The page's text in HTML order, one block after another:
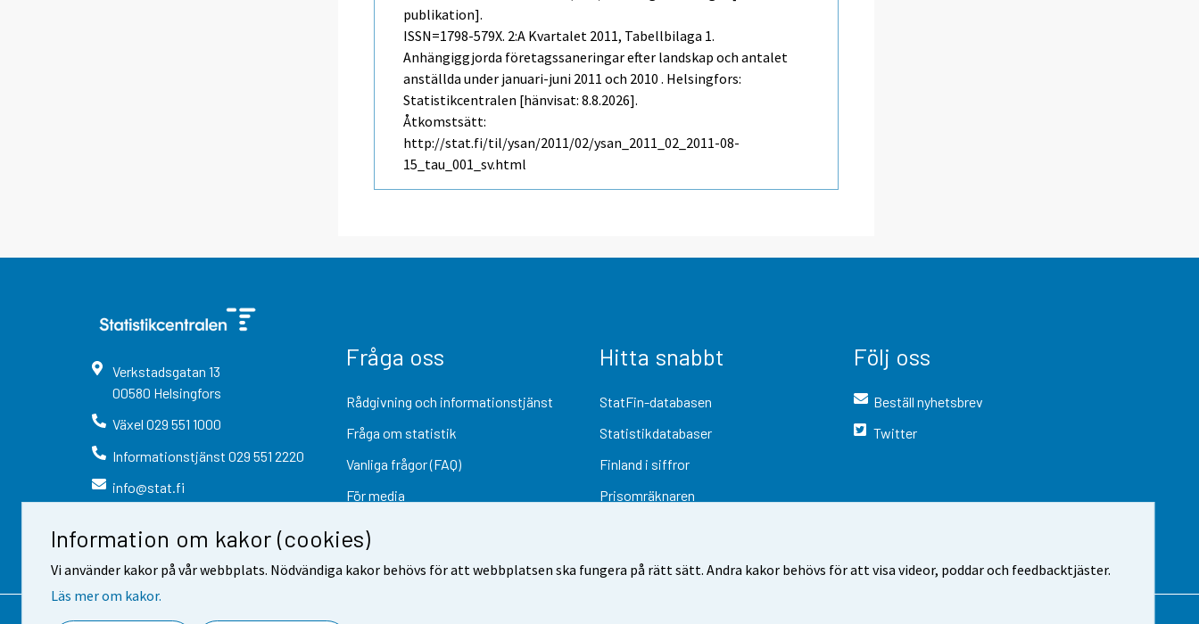
Information om kakor (cookies)
Vi använder kakor på vår webbplats. Nödvändiga kakor behövs för att webbplatsen ska fungera på rätt sätt. Andra kakor behövs för att visa videor, poddar och feedbacktjäster.
Läs mer om kakor.
publikation].
ISSN=1798-579X. 2:a Kvartalet 2011, Tabellbilaga 1.
Anhängiggjorda företagssaneringar efter landskap och antalet
anställda under januari-juni 2011 och 2010 . Helsingfors:
Statistikcentralen [hänvisat: 8.8.2026].
Åtkomstsätt:
http://stat.fi/til/ysan/2011/02/ysan_2011_02_2011-08-
15_tau_001_sv.html
Verkstadsgatan 13
00580 Helsingfors
Växel 029 551 1000
Informationstjänst 029 551 2220
info@stat.fi
Fråga oss
Rådgivning och informationstjänst
Fråga om statistik
Vanliga frågor (FAQ)
För media
Hitta snabbt
StatFin-databasen
Statistikdatabaser
Finland i siffror
Prisomräknaren
Följ oss
Beställ nyhetsbrev
Twitter